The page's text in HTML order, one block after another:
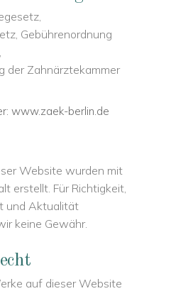
Gebührenordnung
der Zahnärztekammer
www.zaek-berlin.de
Website wurden mit
erstellt. Für Richtigkeit,
und Aktualität
keine Gewähr.
auf dieser Website